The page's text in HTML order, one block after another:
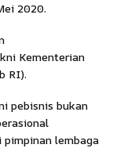
2020.
Kementerian
RI).
pebisnis bukan
lembaga